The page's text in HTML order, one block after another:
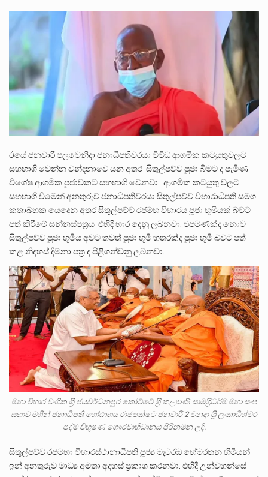
නව පරිසර පනත යටතේ ශබ්ද දූෂණය සම්බන්ධයෙන් කටයුතු කිරීමට නව රෙගුලාසි ගෙන ඒමට මධ්‍යම පරිසර…
ඊයේ ජනවාරි පලවෙනිදා ජනාධිපතිවරයා විවිධ ආගමික කටයුතුවලට
සහභාගි වෙන්න වන්දනාවෙ යන අතර සිතුල්පව්ව පූජා බිමට ද පැමිණ
විශේෂ ආගමික පූජාවකට සහභාගි වෙනවා. ආගමික කටයුතු වලට
සහභාගි වීමෙන් අනතුරුව ජනාධිපතිවරයා සිතුල්පව්ව විහාරාධිපති සමග
කතාබහක යෙදෙන අතර සිතුල්පව්ව රජමහ විහාරය පූජා භූමියක් බවට
පත් කිරීමේ සන්නස්පත්‍රය එහිදී භාර දෙනු ලබනවා. එපමණක්ද නොව
සිතුල්පව්ව පූජා භූමිය අවට තවත් පූජා භූමි හතරක්ද පූජා භූමි බවට පත්
කළ නිදහස් දීමනා පත්‍ර ද පිළිගන්වනු ලබනවා.
මහා විහාර වංශික ශ‍්‍රී ජයවර්ධනපුර කෝට්ටේ ශ‍්‍රී කල්‍යාණී සාමග‍්‍රිධර්ම මහා සංඝ
සභාව මගින් ජනාධිපති ගෝඨාභය රාජපක්ෂට ජනවාරි 2 වනදා ශ‍්‍රී ලංකාධීශ්වර
පද්ම විභූෂණ ගෞරවාභිධානය පිරිනමන ලදි.
සිතුල්පව්ව රජමහා විහාරස්ථානාධිපති පූජ්‍ය මැටරඹ හේමරතන හිමියන්
ඉන් අනතුරුව මාධ්‍ය අමතා අදහස් ප්‍රකාශ කරනවා. එහිදී උන්වහන්සේ